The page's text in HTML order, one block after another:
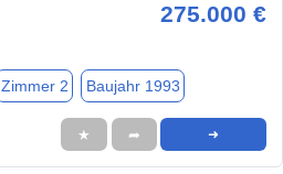
275.000 €
Zimmer 2 Baujahr 1993
★ ➦ ➜